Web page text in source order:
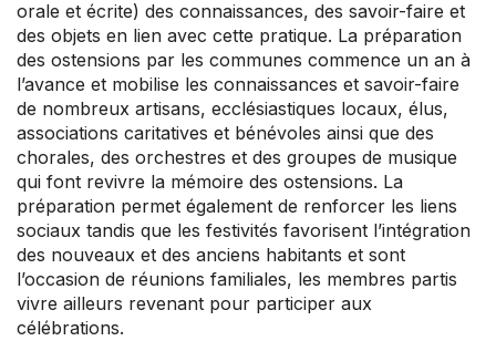
orale et écrite) des connaissances, des savoir-faire et
des objets en lien avec cette pratique. La préparation
des ostensions par les communes commence un an à
l’avance et mobilise les connaissances et savoir-faire
de nombreux artisans, ecclésiastiques locaux, élus,
associations caritatives et bénévoles ainsi que des
chorales, des orchestres et des groupes de musique
qui font revivre la mémoire des ostensions. La
préparation permet également de renforcer les liens
sociaux tandis que les festivités favorisent l’intégration
des nouveaux et des anciens habitants et sont
l’occasion de réunions familiales, les membres partis
vivre ailleurs revenant pour participer aux
célébrations.